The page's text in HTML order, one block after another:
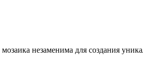
незаменима для создания